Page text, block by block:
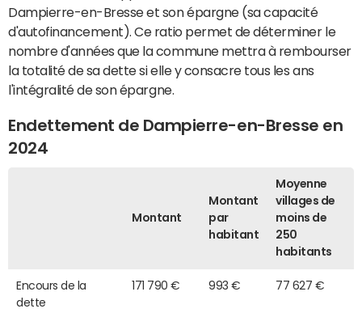
Dampierre-en-Bresse et son épargne (sa capacité
d'autofinancement). Ce ratio permet de déterminer le
nombre d'années que la commune mettra à rembourser
la totalité de sa dette si elle y consacre tous les ans
l'intégralité de son épargne.
Endettement de Dampierre-en-Bresse en
2024
Montant
Montant
par
habitant
Moyenne
villages de
moins de
250
habitants
Encours de la
dette
171 790 € 993 € 77 627 €